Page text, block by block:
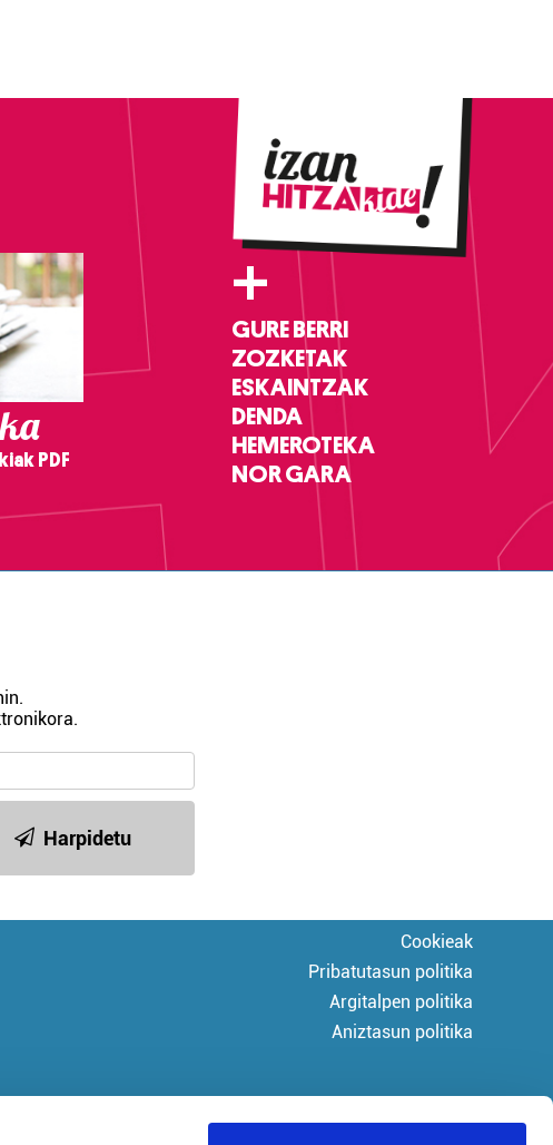
PDF
+
GURE BERRI
ZOZKETAK
ESKAINTZAK
DENDA
HEMEROTEKA
NOR GARA
Harpidetu
Cookieak
Pribatutasun politika
Argitalpen politika
Aniztasun politika